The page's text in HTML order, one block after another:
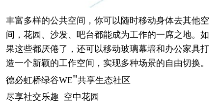
丰富多样的公共空间，你可以随时移动身体去其他空
间，花园、沙发、吧台都能成为工作的一席之地。如
果这些都厌倦了，还可以移动玻璃幕墙和办公家具打
造一个新颖的工作空间，实现多种场景的自由切换。
德必虹桥绿谷WE"共享生态社区
尽享社交乐趣 空中花园